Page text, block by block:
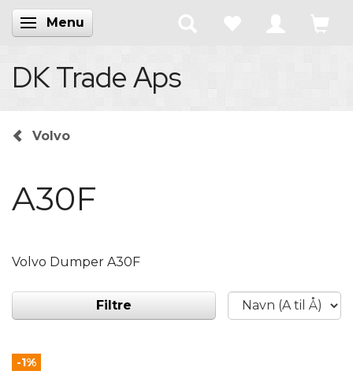
Skifte navigation
Menu
DK Trade Aps
Volvo
A30F
Volvo Dumper A30F
Filtre
-1%